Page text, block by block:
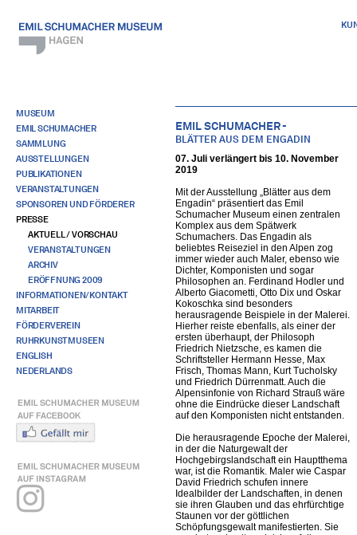
MUSEUM
EMIL SCHUMACHER
SAMMLUNG
AUSSTELLUNGEN
PUBLIKATIONEN
VERANSTALTUNGEN
SPONSOREN UND FÖRDERER
PRESSE
AKTUELL / VORSCHAU
VERANSTALTUNGEN
ARCHIV
ERÖFFNUNG 2009
INFORMATIONEN/KONTAKT
MITARBEIT
FÖRDERVEREIN
RUHRKUNSTMUSEEN
ENGLISH
NEDERLANDS
EMIL SCHUMACHER -
BLÄTTER AUS DEM ENGADIN
07. Juli verlängert bis 10. November
2019
Mit der Ausstellung „Blätter aus dem
Engadin“ präsentiert das Emil
Schumacher Museum einen zentralen
Komplex aus dem Spätwerk
Schumachers. Das Engadin als
beliebtes Reiseziel in den Alpen zog
immer wieder auch Maler, ebenso wie
Dichter, Komponisten und sogar
Philosophen an. Ferdinand Hodler und
Alberto Giacometti, Otto Dix und Oskar
Kokoschka sind besonders
herausragende Beispiele in der Malerei.
Hierher reiste ebenfalls, als einer der
ersten überhaupt, der Philosoph
Friedrich Nietzsche, es kamen die
Schriftsteller Hermann Hesse, Max
Frisch, Thomas Mann, Kurt Tucholsky
und Friedrich Dürrenmatt. Auch die
Alpensinfonie von Richard Strauß wäre
ohne die Eindrücke dieser Landschaft
auf den Komponisten nicht entstanden.
Die herausragende Epoche der Malerei,
in der die Naturgewalt der
Hochgebirgslandschaft ein Hauptthema
war, ist die Romantik. Maler wie Caspar
David Friedrich schufen innere
Idealbilder der Landschaften, in denen
sie ihren Glauben und das ehrfürchtige
Staunen vor der göttlichen
Schöpfungsgewalt manifestierten. Sie